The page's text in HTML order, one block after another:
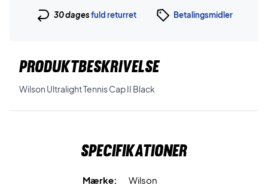
30 dagesfuld returret Betalingsmidler
PRODUKTBESKRIVELSE
Wilson Ultralight Tennis Cap II Black
Specifikationer
Mærke: Wilson